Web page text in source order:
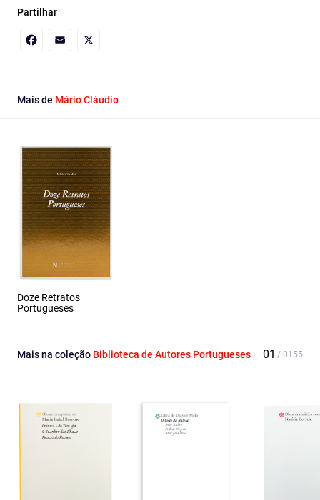
Partilhar
Mais de Mário Cláudio
Doze Retratos
Portugueses
Mais na coleção Biblioteca de Autores Portugueses